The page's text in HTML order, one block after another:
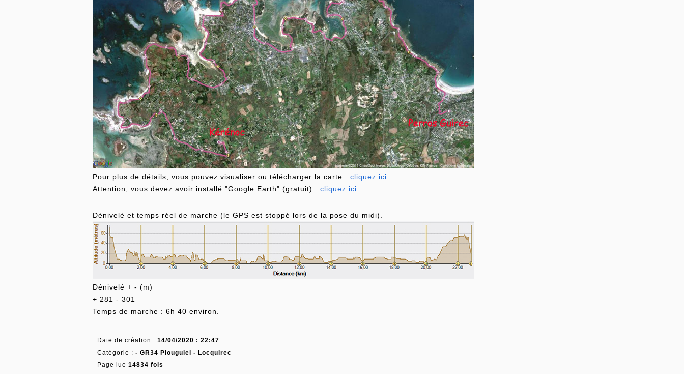
Pour plus de détails, vous pouvez visualiser ou télécharger la carte : cliquez ici
Attention, vous devez avoir installé "Google Earth" (gratuit) : cliquez ici
Dénivelé et temps réel de marche (le GPS est stoppé lors de la pose du midi).
Dénivelé + - (m)
+ 281 - 301
Temps de marche : 6h 40 environ.
Date de création : 14/04/2020 : 22:47
Catégorie : - GR34 Plouguiel - Locquirec
Page lue 14834 fois